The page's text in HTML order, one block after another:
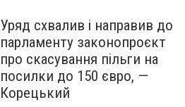
Уряд схвалив і направив до
парламенту законопроєкт
про скасування пільги на
посилки до 150 євро, —
Корецький